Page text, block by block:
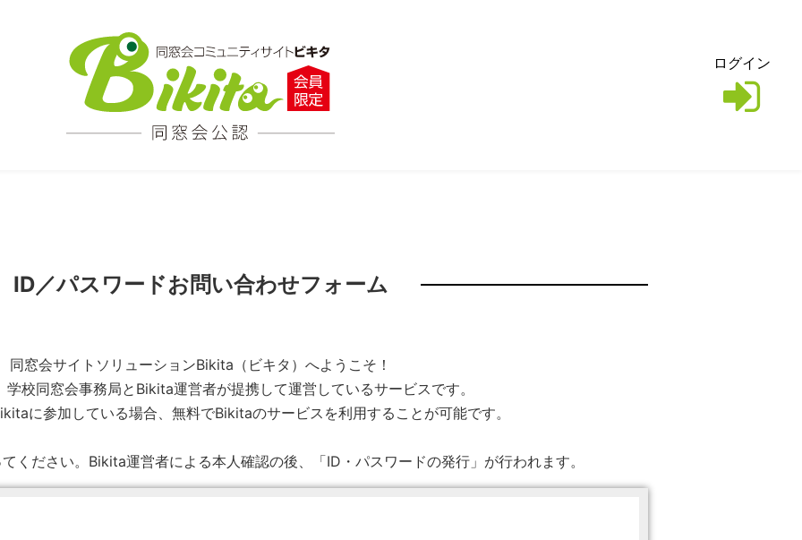
ログイン
ID／パスワードお問い合わせフォーム
同窓会サイトソリューションBikita（ビキタ）へようこそ！
校同窓会事務局とBikita運営者が提携して運営しているサービスです。
に参加している場合、無料でBikitaのサービスを利用することが可能です。
ください。Bikita運営者による本人確認の後、「ID・パスワードの発行」が行われます。